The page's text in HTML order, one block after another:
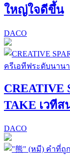
ใหญ่ใจดีขึ้น
DACO
CREATIVE
TAKE เวที
DACO